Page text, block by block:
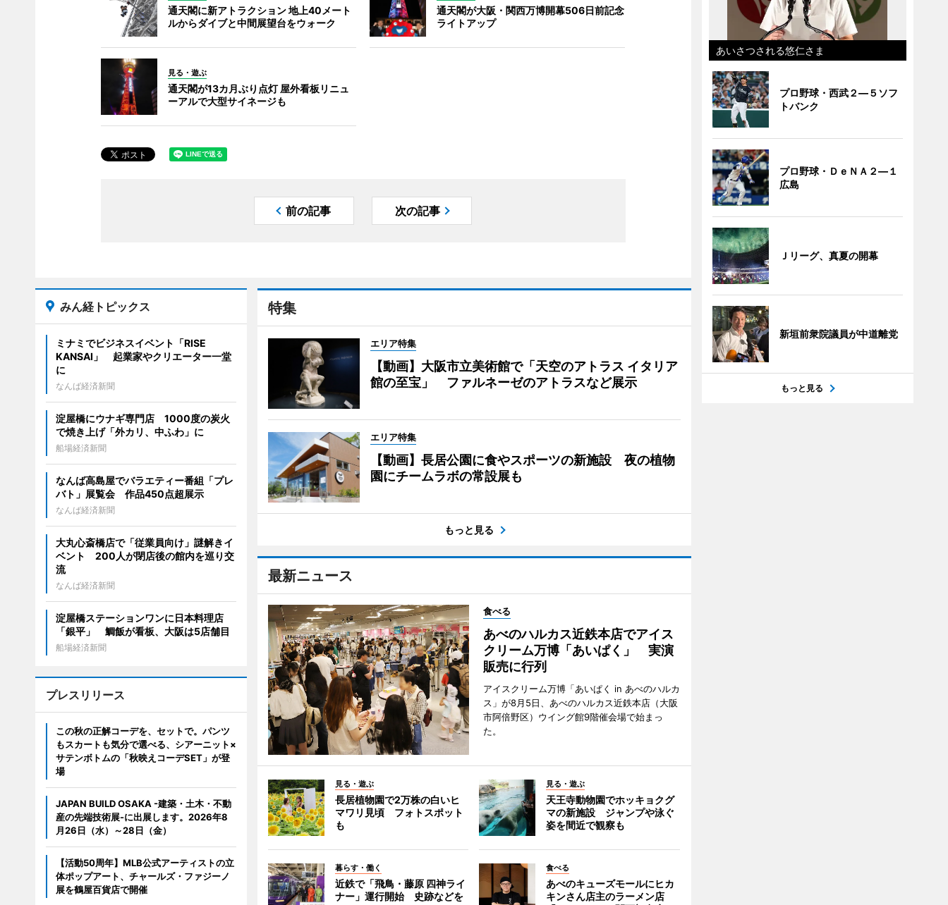
通天閣に新アトラクション 地上40メート
ルからダイブと中間展望台をウォーク
通天閣が大阪・関西万博開幕506日前記念
ライトアップ
見る・遊ぶ
通天閣が13カ月ぶり点灯 屋外看板リニュ
ーアルで大型サイネージも
前の記事 次の記事
特集
エリア特集
【動画】大阪市立美術館で「天空のアトラス イタリア
館の至宝」 ファルネーゼのアトラスなど展示
エリア特集
【動画】長居公園に食やスポーツの新施設 夜の植物
園にチームラボの常設展も
もっと見る
最新ニュース
食べる
あべのハルカス近鉄本店でアイス
クリーム万博「あいぱく」 実演
販売に行列
アイスクリーム万博「あいぱく in あべのハルカ
ス」が8月5日、あべのハルカス近鉄本店（大阪
市阿倍野区）ウイング館9階催会場で始まっ
た。
見る・遊ぶ
長居植物園で2万株の白いヒ
マワリ見頃 フォトスポット
も
見る・遊ぶ
天王寺動物園でホッキョクグ
マの新施設 ジャンプや泳ぐ
姿を間近で観察も
暮らす・働く
近鉄で「飛鳥・藤原 四神ライ
ナー」運行開始 史跡などを
食べる
あべのキューズモールにヒカ
キンさん店主のラーメン店
みん経トピックス
ミナミでビジネスイベント「RISE
KANSAI」 起業家やクリエーター一堂
に
なんば経済新聞
淀屋橋にウナギ専門店 1000度の炭火
で焼き上げ「外カリ、中ふわ」に
船場経済新聞
なんば高島屋でバラエティー番組「プレ
バト」展覧会 作品450点超展示
なんば経済新聞
大丸心斎橋店で「従業員向け」謎解きイ
ベント 200人が閉店後の館内を巡り交
流
なんば経済新聞
淀屋橋ステーションワンに日本料理店
「銀平」 鯛飯が看板、大阪は5店舗目
船場経済新聞
プレスリリース
この秋の正解コーデを、セットで。パンツ
もスカートも気分で選べる、シアーニット×
サテンボトムの「秋映えコーデSET」が登
場
JAPAN BUILD OSAKA -建築・土木・不動
産の先端技術展-に出展します。2026年8
月26日（水）～28日（金）
【活動50周年】MLB公式アーティストの立
体ポップアート、チャールズ・ファジーノ
展を鶴屋百貨店で開催
あいさつされる悠仁さま
プロ野球・西武２―５ソフ
トバンク
プロ野球・ＤｅＮＡ２―１
広島
Ｊリーグ、真夏の開幕
新垣前衆院議員が中道離党
もっと見る